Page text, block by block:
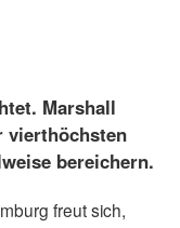
Marshall
vierthöchsten
bereichern.
freut sich,